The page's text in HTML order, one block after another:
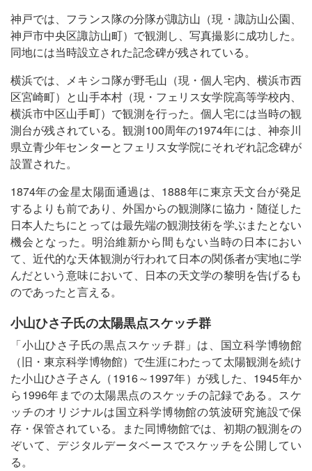
神戸では、フランス隊の分隊が諏訪山（現・諏訪山公園、
神戸市中央区諏訪山町）で観測し、写真撮影に成功した。
同地には当時設立された記念碑が残されている。
横浜では、メキシコ隊が野毛山（現・個人宅内、横浜市西
区宮崎町）と山手本村（現・フェリス女学院高等学校内、
横浜市中区山手町）で観測を行った。個人宅には当時の観
測台が残されている。観測100周年の1974年には、神奈川
県立青少年センターとフェリス女学院にそれぞれ記念碑が
設置された。
1874年の金星太陽面通過は、1888年に東京天文台が発足
するよりも前であり、外国からの観測隊に協力・随従した
日本人たちにとっては最先端の観測技術を学ぶまたとない
機会となった。明治維新から間もない当時の日本におい
て、近代的な天体観測が行われて日本の関係者が実地に学
んだという意味において、日本の天文学の黎明を告げるも
のであったと言える。
小山ひさ子氏の太陽黒点スケッチ群
「小山ひさ子氏の黒点スケッチ群」は、国立科学博物館
（旧・東京科学博物館）で生涯にわたって太陽観測を続け
た小山ひさ子さん（1916～1997年）が残した、1945年か
ら1996年までの太陽黒点のスケッチの記録である。スケ
ッチのオリジナルは国立科学博物館の筑波研究施設で保
存・保管されている。また同博物館では、初期の観測をの
ぞいて、デジタルデータベースでスケッチを公開してい
る。